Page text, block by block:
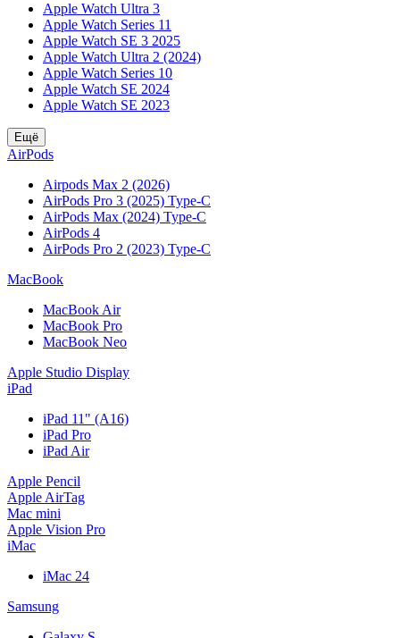
Apple Watch Ultra 3
Apple Watch Series 11
Apple Watch SE 3 2025
Apple Watch Ultra 2 (2024)
Apple Watch Series 10
Apple Watch SE 2024
Apple Watch SE 2023
Ещё
AirPods
Airpods Max 2 (2026)
AirPods Pro 3 (2025) Type-C
AirPods Max (2024) Type-C
AirPods 4
AirPods Pro 2 (2023) Type-C
MacBook
MacBook Air
MacBook Pro
MacBook Neo
Apple Studio Display
iPad
iPad 11" (A16)
iPad Pro
iPad Air
Apple Pencil
Apple AirTag
Mac mini
Apple Vision Pro
iMac
iMac 24
Samsung